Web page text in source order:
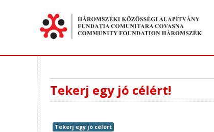
Tekerj egy jó célért!
Tekerj egy jó célért